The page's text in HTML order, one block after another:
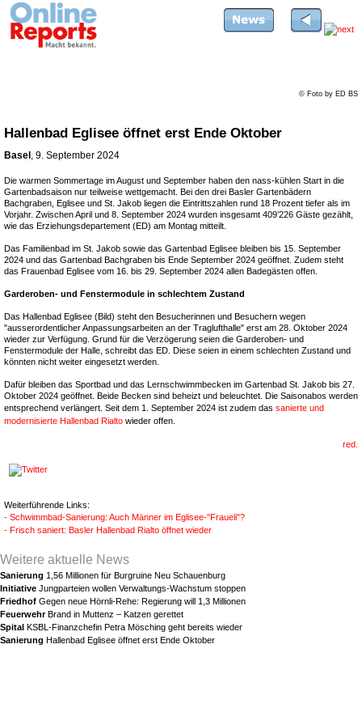
© Foto by ED BS
Hallenbad Eglisee öffnet erst Ende Oktober
Basel , 9. September 2024
Die warmen Sommertage im August und September haben den nass-kühlen Start in die
Gartenbadsaison nur teilweise wettgemacht. Bei den drei Basler Gartenbädern
Bachgraben, Eglisee und St. Jakob liegen die Eintrittszahlen rund 18 Prozent tiefer als im
Vorjahr. Zwischen April und 8. September 2024 wurden insgesamt 409’226 Gäste gezählt,
wie das Erziehungsdepartement (ED) am Montag mitteilt.
Das Familienbad im St. Jakob sowie das Gartenbad Eglisee bleiben bis 15. September
2024 und das Gartenbad Bachgraben bis Ende September 2024 geöffnet. Zudem steht
das Frauenbad Eglisee vom 16. bis 29. September 2024 allen Badegästen offen.
Garderoben- und Fenstermodule in schlechtem Zustand
Das Hallenbad Eglisee (Bild) steht den Besucherinnen und Besuchern wegen
"ausserordentlicher Anpassungsarbeiten an der Traglufthalle" erst am 28. Oktober 2024
wieder zur Verfügung. Grund für die Verzögerung seien die Garderoben- und
Fenstermodule der Halle, schreibt das ED. Diese seien in einem schlechten Zustand und
könnten nicht weiter eingesetzt werden.
Dafür bleiben das Sportbad und das Lernschwimmbecken im Gartenbad St. Jakob bis 27.
Oktober 2024 geöffnet. Beide Becken sind beheizt und beleuchtet. Die Saisonabos werden
entsprechend verlängert. Seit dem 1. September 2024 ist zudem das sanierte und
modernisierte Hallenbad Rialto wieder offen.
red.
Weiterführende Links:
- Schwimmbad-Sanierung: Auch Männer im Eglisee-"Fraueli"?
- Frisch saniert: Basler Hallenbad Rialto öffnet wieder
Weitere aktuelle News
Sanierung 1,56 Millionen für Burgruine Neu Schauenburg
Initiative Jungparteien wollen Verwaltungs-Wachstum stoppen
Friedhof Gegen neue Hörnli-Rehe: Regierung will 1,3 Millionen
FeuerwehrBrand in Muttenz – Katzen gerettet
Spital KSBL-Finanzchefin Petra Mösching geht bereits wieder
Sanierung Hallenbad Eglisee öffnet erst Ende Oktober